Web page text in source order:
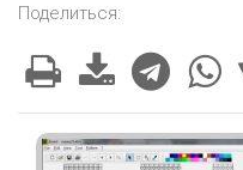
Поделиться: